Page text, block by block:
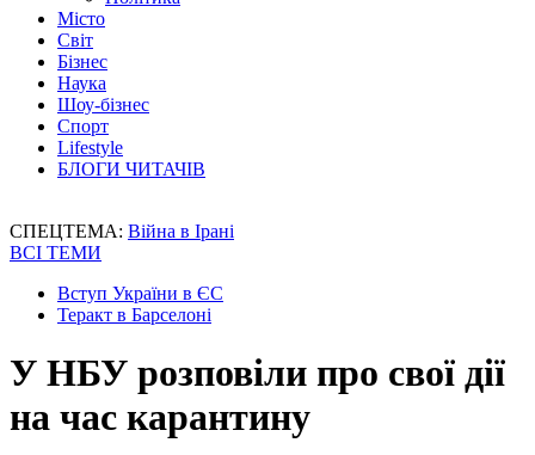
Місто
Світ
Бізнес
Наука
Шоу-бізнес
Спорт
Lifestyle
БЛОГИ ЧИТАЧІВ
СПЕЦТЕМА: Війна в Ірані
ВСІ ТЕМИ
Вступ України в ЄС
Теракт в Барселоні
У НБУ розповіли про свої дії
на час карантину